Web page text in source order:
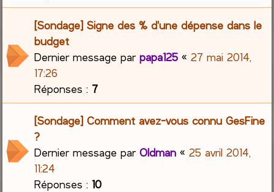
[Sondage] Signe des % d'une dépense dans le
budget
Dernier message parpapa125 «27 mai 2014,
17:26
Réponses : 7
[Sondage] Comment avez-vous connu GesFine
?
Dernier message parOldman «25 avril 2014,
11:24
Réponses :10